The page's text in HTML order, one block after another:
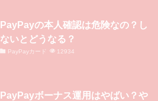
PayPayの本人確認は危険なの？し
ないとどうなる？
PayPayカード 12934
PayPayボーナス運用はやばい？や